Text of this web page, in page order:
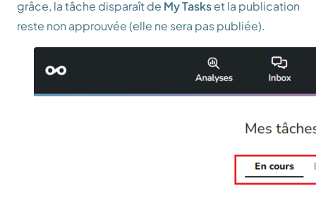
grâce, la tâche disparaît de My Taskset la publication
reste non approuvée (elle ne sera pas publiée).